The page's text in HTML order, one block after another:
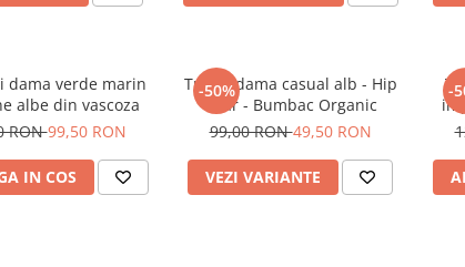
dama verde marin
albe din vascoza
RON99,50 RON
IN COS
-50%
Tricou dama casual alb - Hip
Bear - Bumbac Organic
99,00 RON49,50 RON
VEZI VARIANTE
-